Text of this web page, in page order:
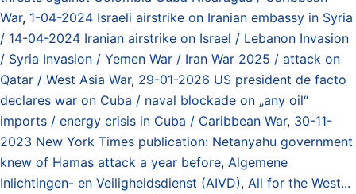
War, 1-04-2024 Israeli airstrike on Iranian embassy in Syria
/ 14-04-2024 Iranian airstrike on Israel / Lebanon Invasion
/ Syria Invasion / Yemen War / Iran War 2025 / attack on
Qatar / West Asia War, 29-01-2026 US president de facto
declares war on Cuba / naval blockade on „any oil“
imports / energy crisis in Cuba / Caribbean War, 30-11-
2023 New York Times publication: Netanyahu government
knew of Hamas attack a year before, Algemene
Inlichtingen- en Veiligheidsdienst (AIVD), All for the West...